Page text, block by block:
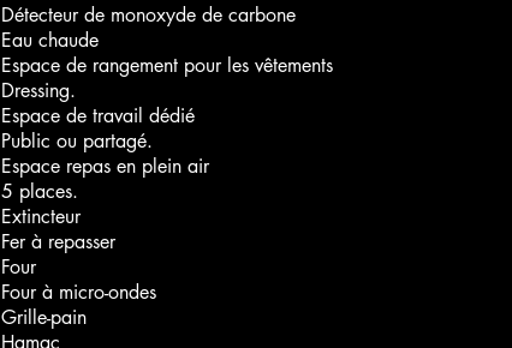
Détecteur de monoxyde de carbone
Eau chaude
Espace de rangement pour les vêtements
Dressing.
Espace de travail dédié
Public ou partagé.
Espace repas en plein air
5 places.
Extincteur
Fer à repasser
Four
Four à micro-ondes
Grille-pain
Hamac